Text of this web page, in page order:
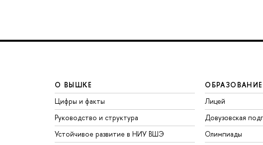
О ВЫШКЕ
Цифры и факты
Руководство и структура
Устойчивое развитие в НИУ ВШЭ
ОБРАЗОВАНИЕ
Лицей
Довузовская
Олимпиады